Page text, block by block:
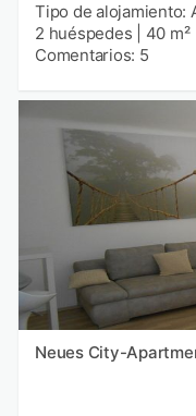
Tipo de alojamiento:
2 huéspedes
40 m²
Comentarios: 5
Neues City-